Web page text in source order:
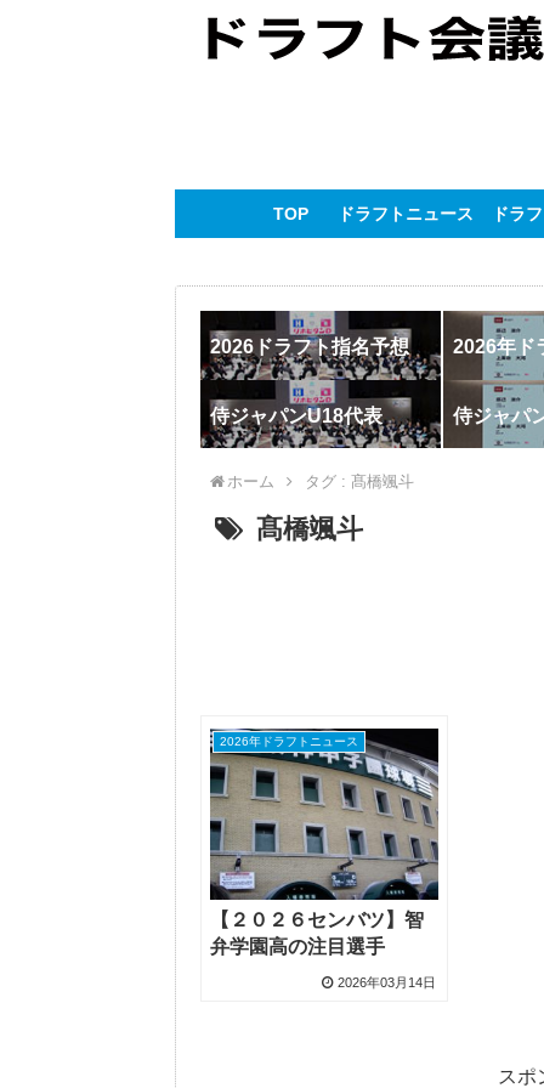
TOP ドラフトニュース ドラ
2026ドラフト指名予想 2026年ド
侍ジャパンU18代表 侍ジャパ
ホーム タグ : 髙橋颯斗
髙橋颯斗
2026年ドラフトニュース
【２０２６センバツ】智
弁学園高の注目選手
2026年03月14日
スポ